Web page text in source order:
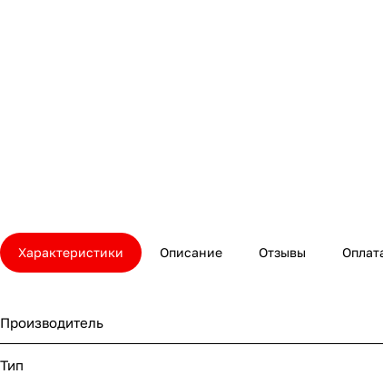
Характеристики Описание Отзывы
Производитель
Тип